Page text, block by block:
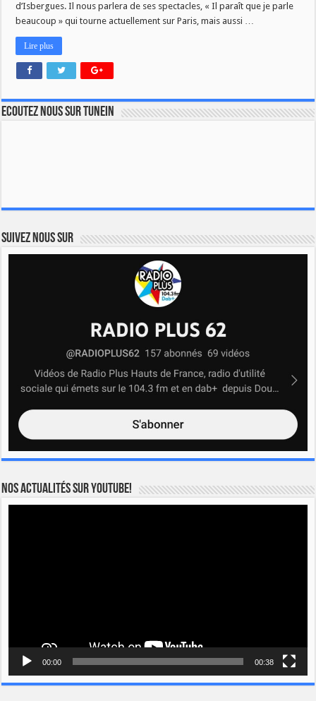
d’Isbergues. Il nous parlera de ses spectacles, « Il paraît que je parle
beaucoup » qui tourne actuellement sur Paris, mais aussi …
Lire plus
Ecoutez nous sur TuneIn
Suivez nous sur
Nos actualités sur YOUTUBE!
00:00 00:38